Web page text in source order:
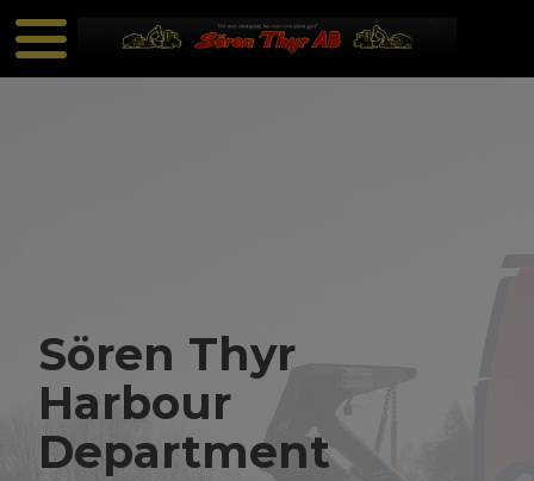
Sören Thyr
Harbour
Department